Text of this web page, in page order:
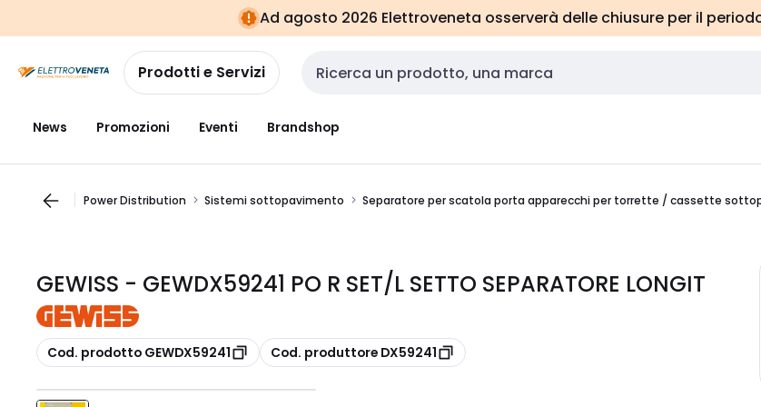
navigazionealla
pagina
Ad agosto 2026 Elettroveneta osserverà delle chiusure per il
Prodotti e Servizi Cerca input
News Promozioni Eventi Brandshop
Power Distribution Sistemi sottopavimento Separatore per scatola porta apparecchi per torrette / cassette
GEWISS - GEWDX59241 PO R SET/L SETTO SEPARATORE LONGIT
copia
Cod. prodotto GEWDX59241 copia
Cod. produttore DX59241